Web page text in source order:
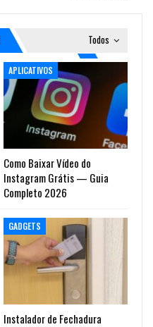
Todos
APLICATIVOS
Como Baixar Vídeo do
Instagram Grátis — Guia
Completo 2026
GADGETS
Instalador de Fechadura